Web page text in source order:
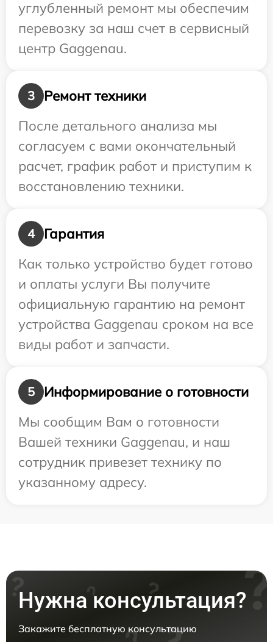
углубленный ремонт мы обеспечим
перевозку за наш счет в сервисный
центр Gaggenau.
3
Ремонт техники
После детального анализа мы
согласуем с вами окончательный
расчет, график работ и приступим к
восстановлению техники.
4
Гарантия
Как только устройство будет готово
и оплаты услуги Вы получите
официальную гарантию на ремонт
устройства Gaggenau сроком на все
виды работ и запчасти.
5
Информирование о готовности
Мы сообщим Вам о готовности
Вашей техники Gaggenau, и наш
сотрудник привезет технику по
указанному адресу.
Нужна консультация?
Закажите бесплатную консультацию